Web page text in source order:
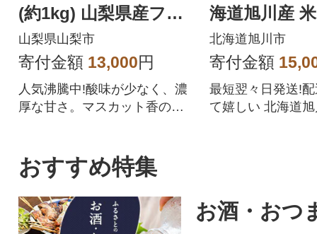
(約1kg) 山梨県産フル
ーツ 人気のぶどう
山梨県山梨市
寄付金額 13,000円
人気沸騰中!酸味が少なく、濃
厚な甘さ。マスカット香の芳
トを中心にぶどうをたくさん
作っている農家が自信を持っ
てお届けします。
海道旭川産
【さとふる
57
北海道旭川市
寄付金額
最短翌々日発送!
て嬉しい 北海道
おすすめ特集
お酒・おつ